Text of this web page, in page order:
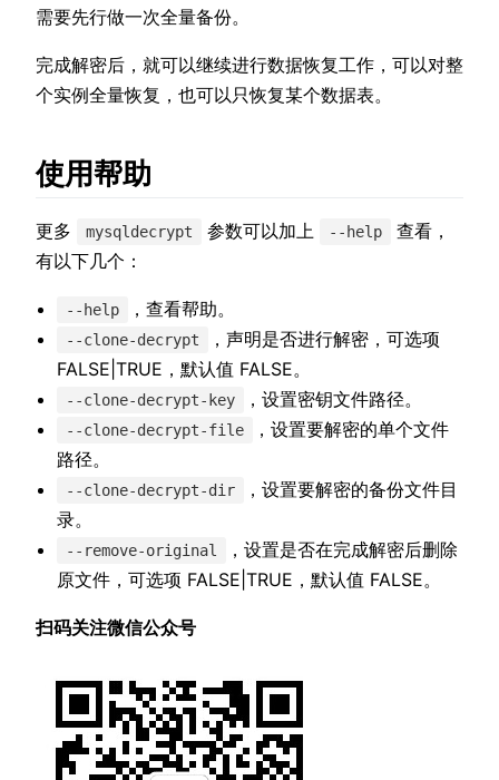
需要先行做一次全量备份。
完成解密后，就可以继续进行数据恢复工作，可以对整
个实例全量恢复，也可以只恢复某个数据表。
使用帮助
更多 mysqldecrypt 参数可以加上 --help
查看，
有以下几个：
--help ，查看帮助。
--clone-decrypt
，声明是否进行解密，可选项
FALSE|TRUE，默认值 FALSE。
--clone-decrypt-key ，设置密钥文件路径。
--clone-decrypt-file
，设置要解密的单个文件
路径。
--clone-decrypt-dir
，设置要解密的备份文件目
录。
--remove-original
，设置是否在完成解密后删除
原文件，可选项 FALSE|TRUE，默认值 FALSE。
扫码关注微信公众号